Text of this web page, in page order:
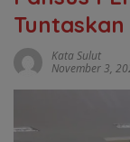
Tuntaskan
Kata Sulut
November 3,